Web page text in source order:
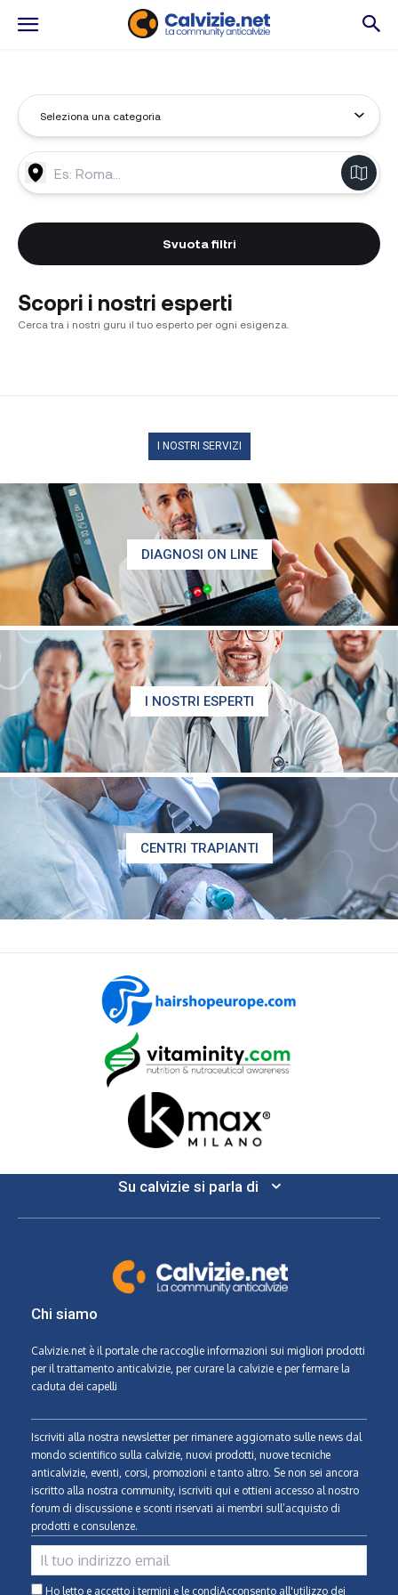
Svuota filtri
Scopri i nostri esperti
Cerca tra i nostri guru il tuo esperto per ogni esigenza.
I NOSTRI SERVIZI
DIAGNOSI ON LINE
I NOSTRI ESPERTI
CENTRI TRAPIANTI
Su calvizie si parla di
Chi siamo
Calvizie.net è il portale che raccoglie informazioni sui migliori prodotti
per il trattamento anticalvizie, per curare la calvizie e per fermare la
caduta dei capelli
Iscriviti alla nostra newsletter per rimanere aggiornato sulle news dal
mondo scientifico sulla calvizie, nuovi prodotti, nuove tecniche
anticalvizie, eventi, corsi, promozioni e tanto altro. Se non sei ancora
iscritto alla nostra community, iscriviti qui e ottieni accesso al nostro
forum di discussione e sconti riservati ai membri sull’acquisto di
prodotti e consulenze.
Ho letto e accetto i termini e le condiAcconsento all'utilizzo dei